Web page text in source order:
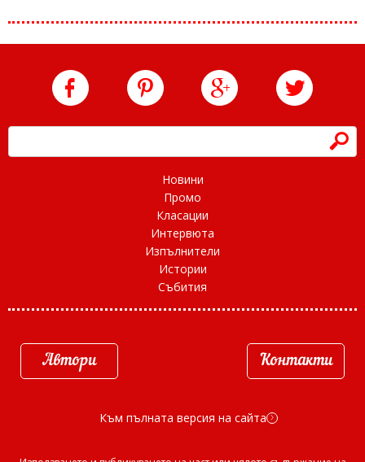
h
Новини
Промо
Класации
Интервюта
Изпълнители
Истории
Събития
Автори Контакти
Към пълната версия на сайта d